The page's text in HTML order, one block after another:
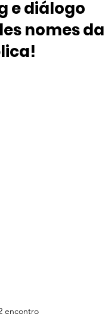
e diálogo
nomes da
de 5 estrelas.
encontro